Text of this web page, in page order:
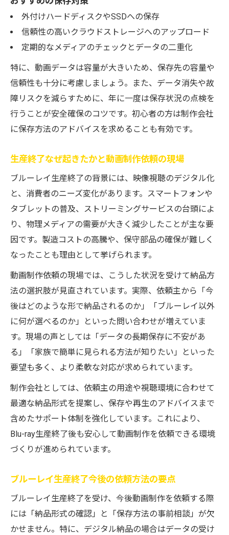
動画制作依頼で考える最適な移行方法の比
較
ブルーレイ生産終了で注目されるデジタル
物理メディアからデジタル保存への流れと
は
動画制作依頼を機に選びたい移行手段の特
徴
方
外付けハードディスクやSSDへの保存
信頼性の高いクラウドストレージへのアップロード
定期的なメディアのチェックとデータの二重化
特に、動画データは容量が大きいため、保存先の容量や
信頼性も十分に考慮しましょう。また、データ消失や故
障リスクを減らすために、年に一度は保存状況の点検を
行うことが安全確保のコツです。初心者の方は制作会社
に保存方法のアドバイスを求めることも有効です。
生産終了なぜ起きたかと動画制作依頼の現場
ブルーレイ生産終了の背景には、映像視聴のデジタル化
と、消費者のニーズ変化があります。スマートフォンや
タブレットの普及、ストリーミングサービスの台頭によ
り、物理メディアの需要が大きく減少したことが主な要
因です。製造コストの高騰や、保守部品の確保が難しく
なったことも理由として挙げられます。
動画制作依頼の現場では、こうした状況を受けて納品方
法の選択肢が見直されています。実際、依頼主から「今
後はどのような形で納品されるのか」「ブルーレイ以外
に何が選べるのか」といった問い合わせが増えていま
す。現場の声としては「データの長期保存に不安があ
る」「家族で簡単に見られる方法が知りたい」といった
要望も多く、より柔軟な対応が求められています。
制作会社としては、依頼主の用途や視聴環境に合わせて
最適な納品形式を提案し、保存や再生のアドバイスまで
含めたサポート体制を強化しています。これにより、
Blu-ray生産終了後も安心して動画制作を依頼できる環境
づくりが進められています。
ブルーレイ生産終了今後の依頼方法の要点
ブルーレイ生産終了を受け、今後動画制作を依頼する際
には「納品形式の確認」と「保存方法の事前相談」が欠
かせません。特に、デジタル納品の場合はデータの受け